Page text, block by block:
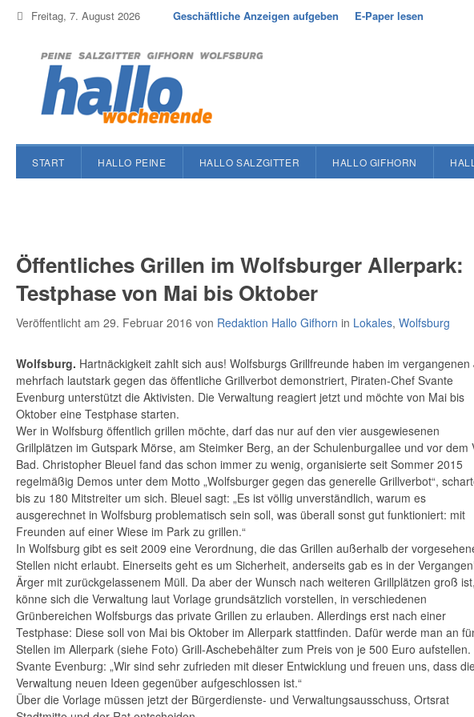
Freitag, 7. August 2026 Geschäftliche Anzeigen aufgeben E-Paper lesen
START HALLO PEINE HALLO SALZGITTER HALLO GIFHORN
Öffentliches Grillen im Wolfsburger Allerpark:
Testphase von Mai bis Oktober
Veröffentlicht am 29. Februar 2016 von Redaktion Hallo Gifhorn in Lokales, Wolfsburg
Wolfsburg. Hartnäckigkeit zahlt sich aus! Wolfsburgs Grillfreunde haben im vergangenen
mehrfach lautstark gegen das öffentliche Grillverbot demonstriert, Piraten-Chef Svante
Evenburg unterstützt die Aktivisten. Die Verwaltung reagiert jetzt und möchte von Mai bis
Oktober eine Testphase starten.
Wer in Wolfsburg öffentlich grillen möchte, darf das nur auf den vier ausgewiesenen
Grillplätzen im Gutspark Mörse, am Steimker Berg, an der Schulenburgallee und vor dem
Bad. Christopher Bleuel fand das schon immer zu wenig, organisierte seit Sommer 2015
regelmäßig Demos unter dem Motto „Wolfsburger gegen das generelle Grillverbot“,
bis zu 180 Mitstreiter um sich. Bleuel sagt: „Es ist völlig unverständlich, warum es
ausgerechnet in Wolfsburg problematisch sein soll, was überall sonst gut funktioniert: mit
Freunden auf einer Wiese im Park zu grillen.“
In Wolfsburg gibt es seit 2009 eine Verordnung, die das Grillen außerhalb der
Stellen nicht erlaubt. Einerseits geht es um Sicherheit, anderseits gab es in der
Ärger mit zurückgelassenem Müll. Da aber der Wunsch nach weiteren Grillplätzen groß ist,
könne sich die Verwaltung laut Vorlage grundsätzlich vorstellen, in verschiedenen
Grünbereichen Wolfsburgs das private Grillen zu erlauben. Allerdings erst nach einer
Testphase: Diese soll von Mai bis Oktober im Allerpark stattfinden. Dafür werde man an
Stellen im Allerpark (siehe Foto) Grill-Aschebehälter zum Preis von je 500 Euro aufstellen.
Svante Evenburg: „Wir sind sehr zufrieden mit dieser Entwicklung und freuen uns, dass
Verwaltung neuen Ideen gegenüber aufgeschlossen ist.“
Über die Vorlage müssen jetzt der Bürgerdienste- und Verwaltungsausschuss, Ortsrat